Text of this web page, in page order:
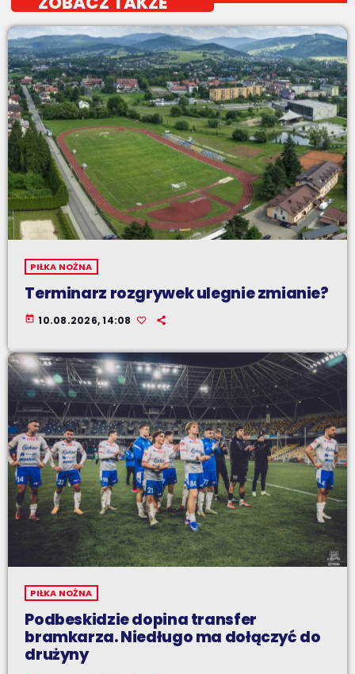
PIŁKA NOŻNA
Terminarz rozgrywek ulegnie zmianie?
today 10.08.2026, 14:08
PIŁKA NOŻNA
Podbeskidzie dopina transfer
bramkarza. Niedługo ma dołączyć do
drużyny